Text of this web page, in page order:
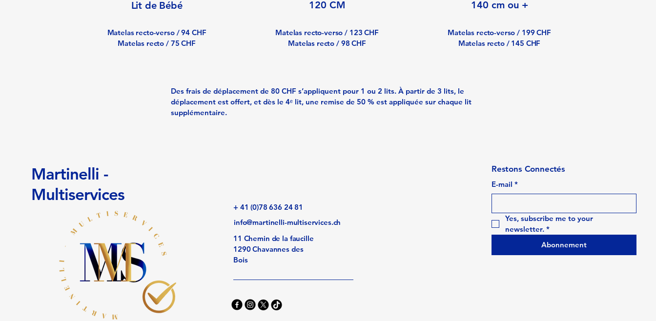
Lit de Bébé
Matelas recto-verso / 94 CHF
Matelas recto / 75 CHF
120 CM
Matelas recto-verso / 123 CHF
Matelas recto / 98 CHF
140 cm ou +
Matelas recto-verso / 199 CHF
Matelas recto / 145 CHF
Des frais de déplacement de 80 CHF s’appliquent pour 1 ou 2 lits. À partir de 3 lits, le
déplacement est offert, et dès le 4ᵉ lit, une remise de 50 % est appliquée sur chaque lit
supplémentaire.
Martinelli -
Multiservices
+ 41 (0)78 636 24 81
info@martinelli-multiservices.ch
11 Chemin de la faucille
1290 Chavannes des
Bois
Restons Connectés
E-mail *
Yes, subscribe me to your
newsletter. *
Abonnement